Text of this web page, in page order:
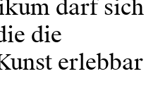
darf sich
die
erlebbar